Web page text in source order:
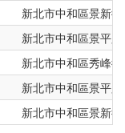
新北市中和區景新
新北市中和區景平
新北市中和區秀峰
新北市中和區景平
新北市中和區景新